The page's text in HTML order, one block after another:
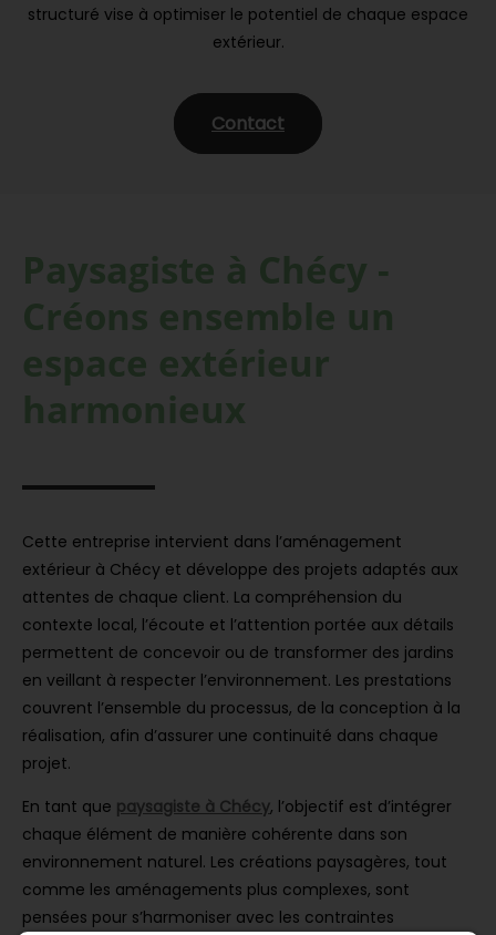
structuré vise à optimiser le potentiel de chaque espace
extérieur.
Contact
Paysagiste à Chécy -
Créons ensemble un
espace extérieur
harmonieux
Cette entreprise intervient dans l’aménagement
extérieur à Chécy et développe des projets adaptés aux
attentes de chaque client. La compréhension du
contexte local, l’écoute et l’attention portée aux détails
permettent de concevoir ou de transformer des jardins
en veillant à respecter l’environnement. Les prestations
couvrent l’ensemble du processus, de la conception à la
réalisation, afin d’assurer une continuité dans chaque
projet.
En tant que paysagiste à Chécy, l’objectif est d’intégrer
chaque élément de manière cohérente dans son
environnement naturel. Les créations paysagères, tout
comme les aménagements plus complexes, sont
pensées pour s’harmoniser avec les contraintes